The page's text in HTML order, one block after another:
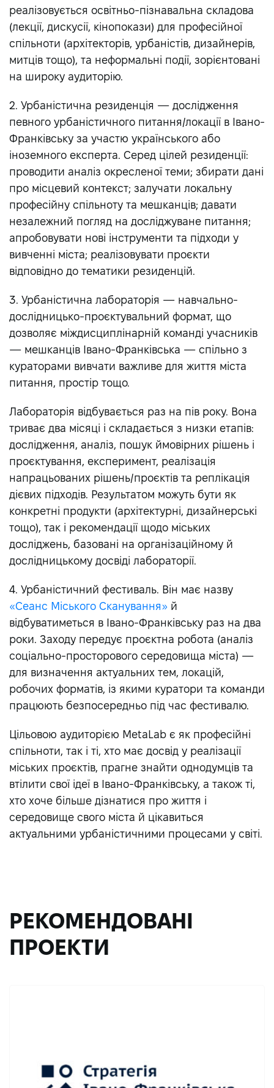
реалізовується освітньо-пізнавальна складова
(лекції, дискусії, кінопокази) для професійної
спільноти (архітекторів, урбаністів, дизайнерів,
митців тощо), та неформальні події, зорієнтовані
на широку аудиторію.
2. Урбаністична резиденція — дослідження
певного урбаністичного питання/локації в Івано-
Франківську за участю українського або
іноземного експерта. Серед цілей резиденції:
проводити аналіз окресленої теми; збирати дані
про місцевий контекст; залучати локальну
професійну спільноту та мешканців; давати
незалежний погляд на досліджуване питання;
апробовувати нові інструменти та підходи у
вивченні міста; реалізовувати проєкти
відповідно до тематики резиденцій.
3. Урбаністична лабораторія — навчально-
дослідницько-проєктувальний формат, що
дозволяє міждисциплінарній команді учасників
— мешканців Івано-Франківська — спільно з
кураторами вивчати важливе для життя міста
питання, простір тощо.
Лабораторія відбувається раз на пів року. Вона
триває два місяці і складається з низки етапів:
дослідження, аналіз, пошук ймовірних рішень і
проєктування, експеримент, реалізація
напрацьованих рішень/проєктів та реплікація
дієвих підходів. Результатом можуть бути як
конкретні продукти (архітектурні, дизайнерські
тощо), так і рекомендації щодо міських
досліджень, базовані на організаційному й
дослідницькому досвіді лабораторії.
4. Урбаністичний фестиваль. Він має назву
«Сеанс Міського Сканування» й
відбуватиметься в Івано-Франківську раз на два
роки. Заходу передує проєктна робота (аналіз
соціально-просторового середовища міста) —
для визначення актуальних тем, локацій,
робочих форматів, із якими куратори та команди
працюють безпосередньо під час фестивалю.
Цільовою аудиторією МetaLab є як професійні
спільноти, так і ті, хто має досвід у реалізації
міських проєктів, прагне знайти однодумців та
втілити свої ідеї в Івано-Франківську, а також ті,
хто хоче більше дізнатися про життя і
середовище свого міста й цікавиться
актуальними урбаністичними процесами у світі.
РЕКОМЕНДОВАНІ
ПРОЕКТИ